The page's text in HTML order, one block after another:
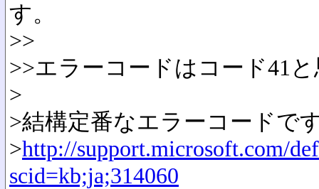
す。
>>
>>エラーコードはコード41
>
>結構定番なエラーコードで
>http://support.microsoft.com/
scid=kb;ja;314060